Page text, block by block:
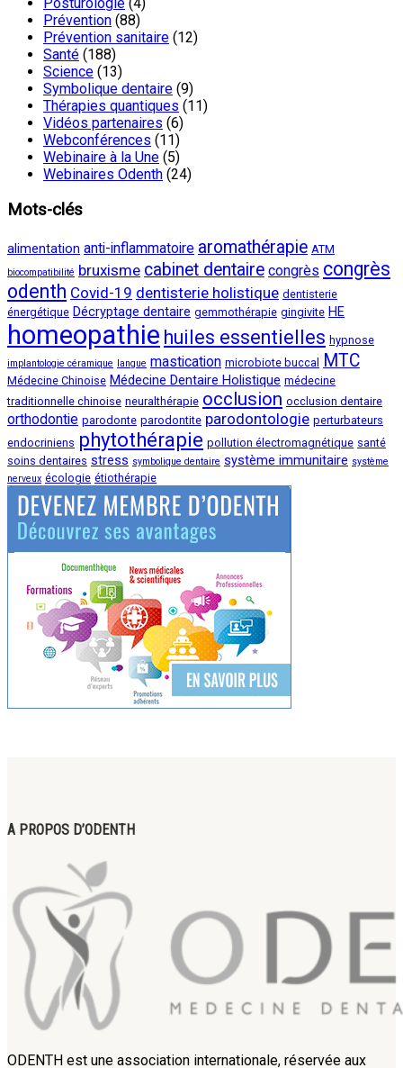
Prévention (88)
Prévention sanitaire (12)
Santé (188)
Science (13)
Symbolique dentaire (9)
Thérapies quantiques (11)
Vidéos partenaires (6)
Webconférences (11)
Webinaire à la Une (5)
Webinaires Odenth (24)
Mots-clés
alimentation anti-inflammatoire aromathérapie ATM
biocompatibilité bruxisme cabinet dentaire congrès congrès
odenth Covid-19 dentisterie holistique dentisterie
énergétique Décryptage dentaire gemmothérapie gingivite HE
homeopathie huiles essentielles hypnose
implantologie céramique langue mastication microbiote buccal MTC
Médecine Chinoise Médecine Dentaire Holistique médecine
traditionnelle chinoise neuralthérapie occlusion occlusion dentaire
orthodontie parodonte parodontite parodontologie perturbateurs
endocriniens phytothérapie pollution électromagnétique santé
soins dentaires stress symbolique dentaire système immunitaire système
nerveux écologie étiothérapie
A PROPOS D’ODENTH
ODENTH est une association internationale, réservée aux